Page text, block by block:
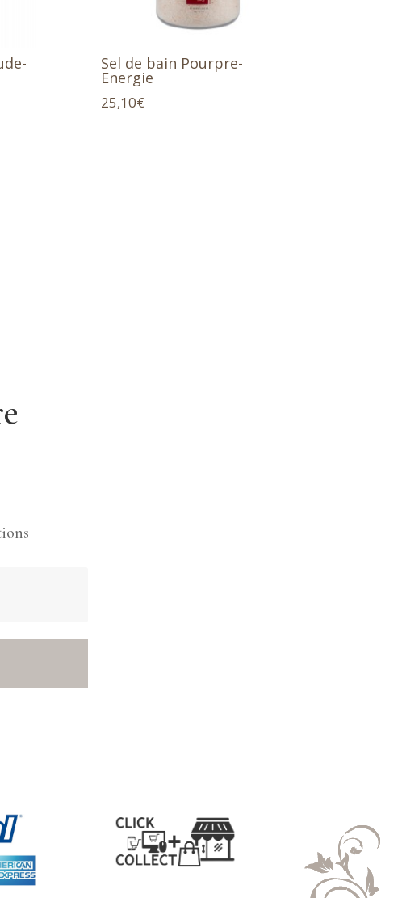
Sel de bain Pourpre-
Energie
25,10€